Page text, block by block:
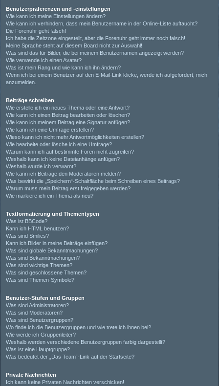
Benutzerpräferenzen und -einstellungen
Wie kann ich meine Einstellungen ändern?
Wie kann ich verhindern, dass mein Benutzername in der Online-Liste auftaucht?
Die Forenuhr geht falsch!
Ich habe die Zeitzone eingestellt, aber die Forenuhr geht immer noch falsch!
Meine Sprache steht auf diesem Board nicht zur Auswahl!
Was sind das für Bilder, die bei meinem Benutzernamen angezeigt werden?
Wie verwende ich einen Avatar?
Was ist mein Rang und wie kann ich ihn ändern?
Wenn ich bei einem Benutzer auf den E-Mail-Link klicke, werde ich aufgefordert, mich
anzumelden.
Beiträge schreiben
Wie erstelle ich ein neues Thema oder eine Antwort?
Wie kann ich einen Beitrag bearbeiten oder löschen?
Wie kann ich meinem Beitrag eine Signatur anfügen?
Wie kann ich eine Umfrage erstellen?
Wieso kann ich nicht mehr Antwortmöglichkeiten erstellen?
Wie bearbeite oder lösche ich eine Umfrage?
Warum kann ich auf bestimmte Foren nicht zugreifen?
Weshalb kann ich keine Dateianhänge anfügen?
Weshalb wurde ich verwarnt?
Wie kann ich Beiträge den Moderatoren melden?
Was bewirkt die „Speichern“-Schaltfläche beim Schreiben eines Beitrags?
Warum muss mein Beitrag erst freigegeben werden?
Wie markiere ich ein Thema als neu?
Textformatierung und Thementypen
Was ist BBCode?
Kann ich HTML benutzen?
Was sind Smilies?
Kann ich Bilder in meine Beiträge einfügen?
Was sind globale Bekanntmachungen?
Was sind Bekanntmachungen?
Was sind wichtige Themen?
Was sind geschlossene Themen?
Was sind Themen-Symbole?
Benutzer-Stufen und Gruppen
Was sind Administratoren?
Was sind Moderatoren?
Was sind Benutzergruppen?
Wo finde ich die Benutzergruppen und wie trete ich ihnen bei?
Wie werde ich Gruppenleiter?
Weshalb werden verschiedene Benutzergruppen farbig dargestellt?
Was ist eine Hauptgruppe?
Was bedeutet der „Das Team“-Link auf der Startseite?
Private Nachrichten
Ich kann keine Privaten Nachrichten verschicken!